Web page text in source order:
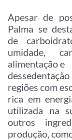
Apesar de
Palma se
de
umidade,
alimentação e
regiões com
rica em
utilizada na
outros
produção,